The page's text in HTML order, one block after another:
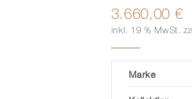
3.660,00 €
inkl. 19 % MwSt.
Marke